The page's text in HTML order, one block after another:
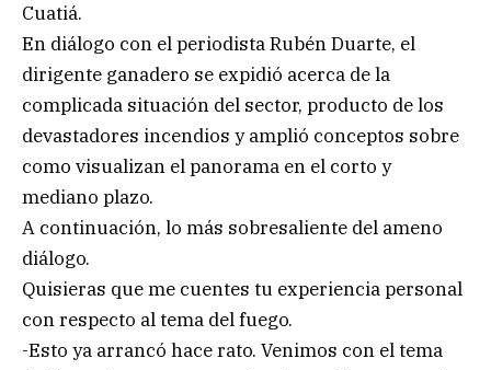
Cuatiá.
En diálogo con el periodista Rubén Duarte, el
dirigente ganadero se expidió acerca de la
complicada situación del sector, producto de los
devastadores incendios y amplió conceptos sobre
como visualizan el panorama en el corto y
mediano plazo.
A continuación, lo más sobresaliente del ameno
diálogo.
Quisieras que me cuentes tu experiencia personal
con respecto al tema del fuego.
-Esto ya arrancó hace rato. Venimos con el tema